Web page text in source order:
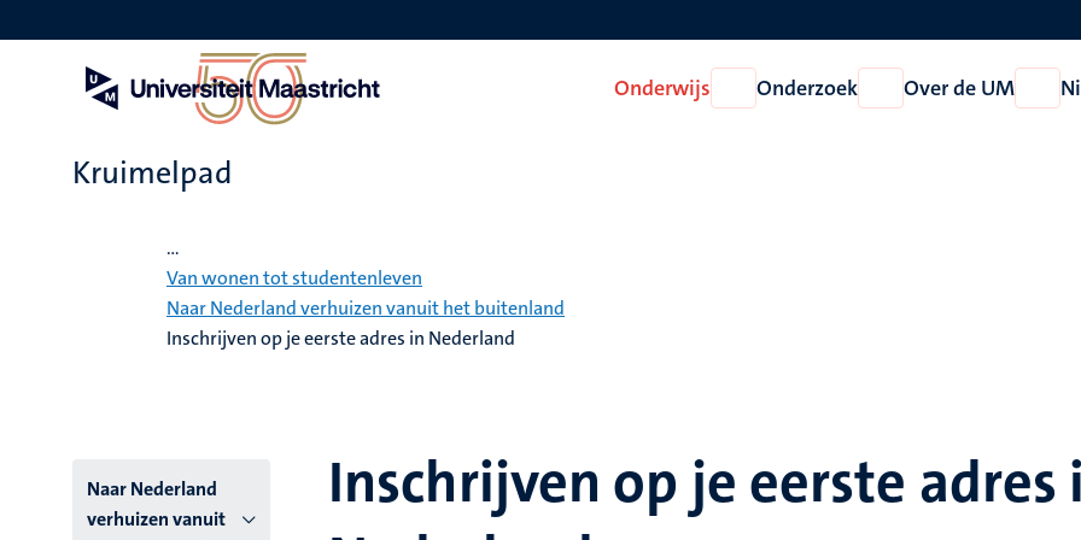
en
Onderwijs
Open
Onderwijs
Onderzoek
Open
Onderzoek
Over de UM
Open
Over
Kruimelpad
...
Van wonen tot studentenleven
Naar Nederland verhuizen vanuit het buitenland
Inschrijven op je eerste adres in Nederland
Hoofmenu
Naar Nederland
verhuizen vanuit
Inschrijven op je eerste adres